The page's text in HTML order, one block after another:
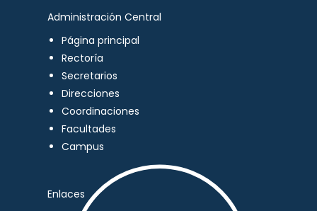
Administración Central
Página principal
Rectoría
Secretarios
Direcciones
Coordinaciones
Facultades
Campus
Enlaces